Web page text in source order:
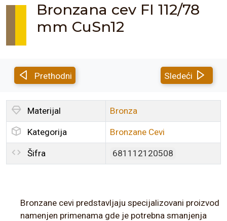
Bronzana cev FI 112/78
mm CuSn12
Prethodni Sledeći
Materijal Bronza
Kategorija Bronzane Cevi
Šifra 681112120508
Bronzane cevi predstavljaju specijalizovani proizvod
namenjen primenama gde je potrebna smanjenja